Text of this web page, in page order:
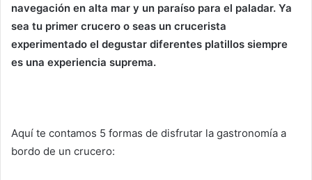
navegación en alta mar y un paraíso para el paladar. Ya
sea tu primer crucero o seas un crucerista
experimentado el degustar diferentes platillos siempre
es una experiencia suprema.
Aquí te contamos 5 formas de disfrutar la gastronomía a
bordo de un crucero: